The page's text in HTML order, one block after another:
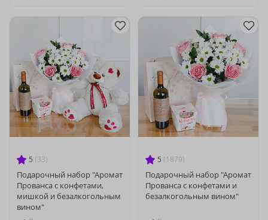
5 (33)
Подарочный набор "Аромат
Прованса с конфетами,
мишкой и безалкогольным
вином"
5 (1879)
Подарочный набор "Аромат
Прованса с конфетами и
безалкогольным вином"